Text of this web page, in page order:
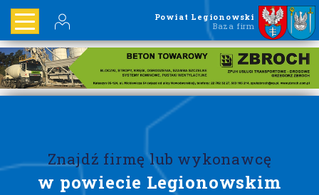
Powiat Legionowski
Baza firm
Znajdź firmę lub wykonawcę
w powiecie Legionowskim